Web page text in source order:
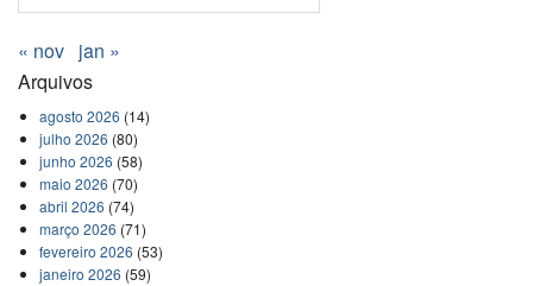
« nov jan »
Arquivos
agosto 2026 (14)
julho 2026 (80)
junho 2026 (58)
maio 2026 (70)
abril 2026 (74)
março 2026 (71)
fevereiro 2026 (53)
janeiro 2026 (59)